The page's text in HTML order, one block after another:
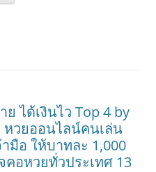
ยัง
ได้เงินไว Top 4 by
หวยออนไลน์คนเล่น
มือ ให้บาทละ 1,000
อหวยทั่วประเทศ 13